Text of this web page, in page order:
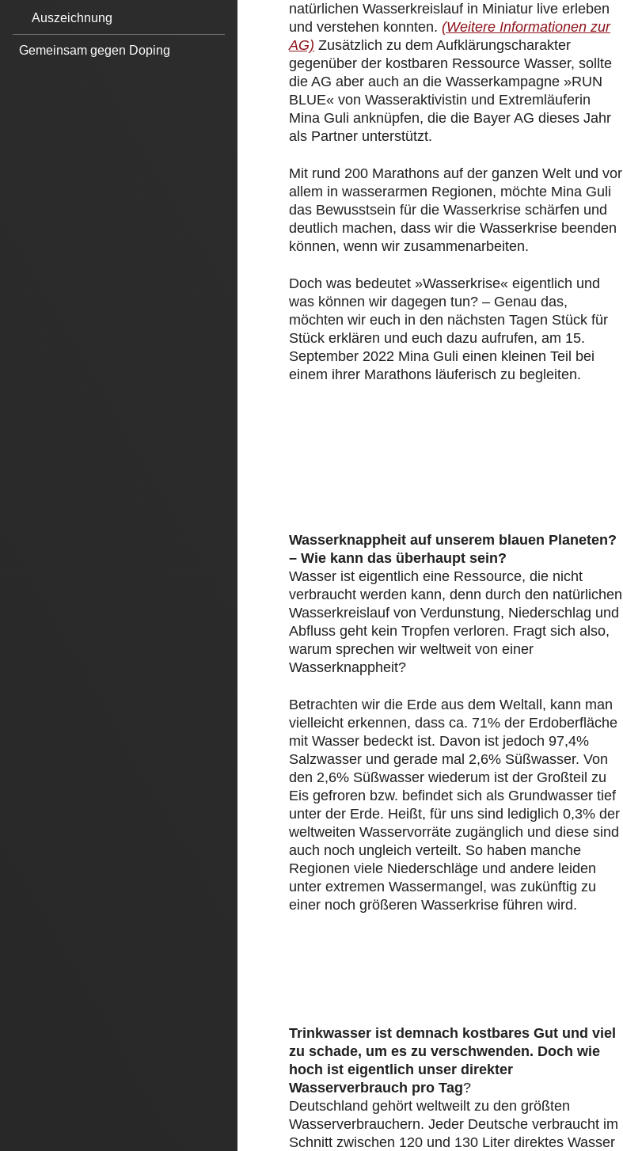
natürlichen Wasserkreislauf in Miniatur live erleben
und verstehen konnten. (Weitere Informationen zur
AG) Zusätzlich zu dem Aufklärungscharakter
gegenüber der kostbaren Ressource Wasser, sollte
die AG aber auch an die Wasserkampagne »RUN
BLUE« von Wasseraktivistin und Extremläuferin
Mina Guli anknüpfen, die die Bayer AG dieses Jahr
als Partner unterstützt.
Mit rund 200 Marathons auf der ganzen Welt und vor
allem in wasserarmen Regionen, möchte Mina Guli
das Bewusstsein für die Wasserkrise schärfen und
deutlich machen, dass wir die Wasserkrise beenden
können, wenn wir zusammenarbeiten.
Doch was bedeutet »Wasserkrise« eigentlich und
was können wir dagegen tun? – Genau das,
möchten wir euch in den nächsten Tagen Stück für
Stück erklären und euch dazu aufrufen, am 15.
September 2022 Mina Guli einen kleinen Teil bei
einem ihrer Marathons läuferisch zu begleiten.
Wasserknappheit auf unserem blauen Planeten?
– Wie kann das überhaupt sein?
Wasser ist eigentlich eine Ressource, die nicht
verbraucht werden kann, denn durch den natürlichen
Wasserkreislauf von Verdunstung, Niederschlag und
Abfluss geht kein Tropfen verloren. Fragt sich also,
warum sprechen wir weltweit von einer
Wasserknappheit?
Betrachten wir die Erde aus dem Weltall, kann man
vielleicht erkennen, dass ca. 71% der Erdoberfläche
mit Wasser bedeckt ist. Davon ist jedoch 97,4%
Salzwasser und gerade mal 2,6% Süßwasser. Von
den 2,6% Süßwasser wiederum ist der Großteil zu
Eis gefroren bzw. befindet sich als Grundwasser tief
unter der Erde. Heißt, für uns sind lediglich 0,3% der
weltweiten Wasservorräte zugänglich und diese sind
auch noch ungleich verteilt. So haben manche
Regionen viele Niederschläge und andere leiden
unter extremen Wassermangel, was zukünftig zu
einer noch größeren Wasserkrise führen wird.
Trinkwasser ist demnach kostbares Gut und viel
zu schade, um es zu verschwenden. Doch wie
hoch ist eigentlich unser direkter
Wasserverbrauch pro Tag?
Deutschland gehört weltweilt zu den größten
Wasserverbrauchern. Jeder Deutsche verbraucht im
Schnitt zwischen 120 und 130 Liter direktes Wasser
Auszeichnung
Gemeinsam gegen Doping